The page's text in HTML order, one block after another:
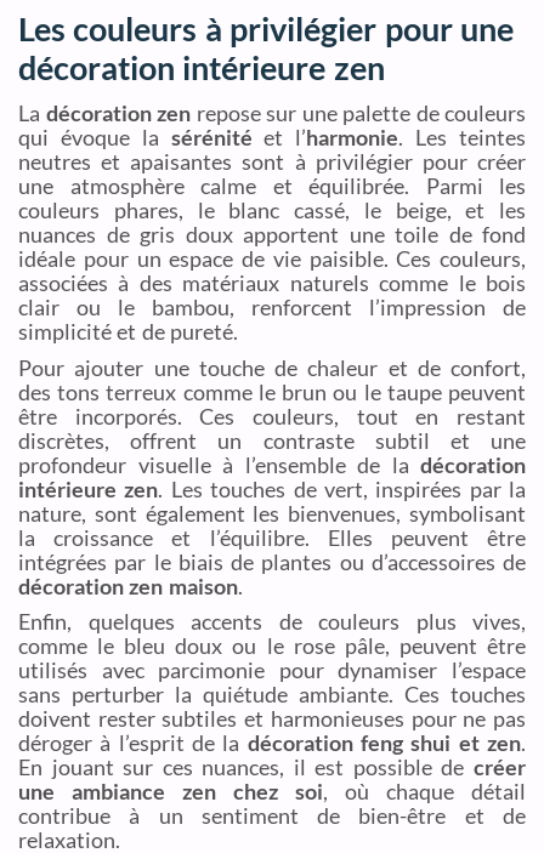
Les couleurs à privilégier pour une
décoration intérieure zen
La décoration zen repose sur une palette de couleurs
qui évoque la sérénité et l’harmonie. Les teintes
neutres et apaisantes sont à privilégier pour créer
une atmosphère calme et équilibrée. Parmi les
couleurs phares, le blanc cassé, le beige, et les
nuances de gris doux apportent une toile de fond
idéale pour un espace de vie paisible. Ces couleurs,
associées à des matériaux naturels comme le bois
clair ou le bambou, renforcent l’impression de
simplicité et de pureté.
Pour ajouter une touche de chaleur et de confort,
des tons terreux comme le brun ou le taupe peuvent
être incorporés. Ces couleurs, tout en restant
discrètes, offrent un contraste subtil et une
profondeur visuelle à l’ensemble de la décoration
intérieure zen. Les touches de vert, inspirées par la
nature, sont également les bienvenues, symbolisant
la croissance et l’équilibre. Elles peuvent être
intégrées par le biais de plantes ou d’accessoires de
décoration zen maison.
Enfin, quelques accents de couleurs plus vives,
comme le bleu doux ou le rose pâle, peuvent être
utilisés avec parcimonie pour dynamiser l’espace
sans perturber la quiétude ambiante. Ces touches
doivent rester subtiles et harmonieuses pour ne pas
déroger à l’esprit de la décoration feng shui et zen.
En jouant sur ces nuances, il est possible de créer
une ambiance zen chez soi, où chaque détail
contribue à un sentiment de bien-être et de
relaxation.